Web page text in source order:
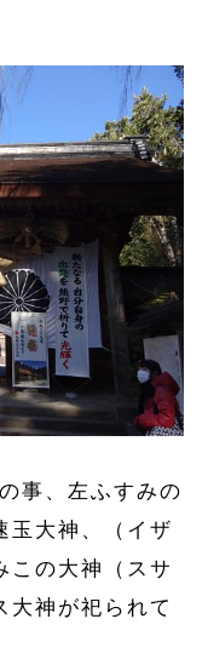
事、左ふすみの
玉大神、（イザ
この大神（スサ
大神が祀られて